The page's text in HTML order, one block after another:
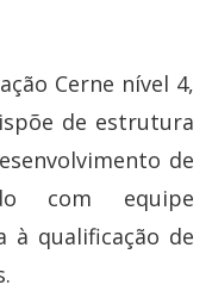
Cerne nível 4,
de estrutura
de
com equipe
à qualificação de